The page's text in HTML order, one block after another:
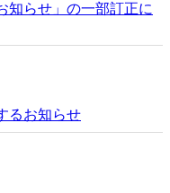
知らせ」の一部訂正に
るお知らせ